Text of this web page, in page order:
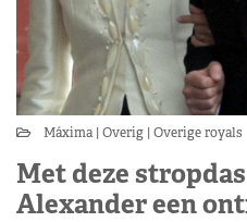
Máxima Overig Overige royals
Met deze
Alexander een